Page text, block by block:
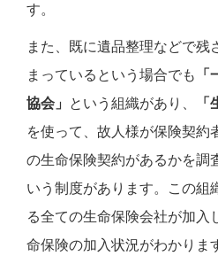
す。
また、既に遺品整理などで残
まっているという場合でも
協会」
という組織があり、
を使って、故人様が保険契約
の生命保険契約があるかを調
いう制度があります。この組
る全ての生命保険会社が加入
命保険の加入状況がわかりま